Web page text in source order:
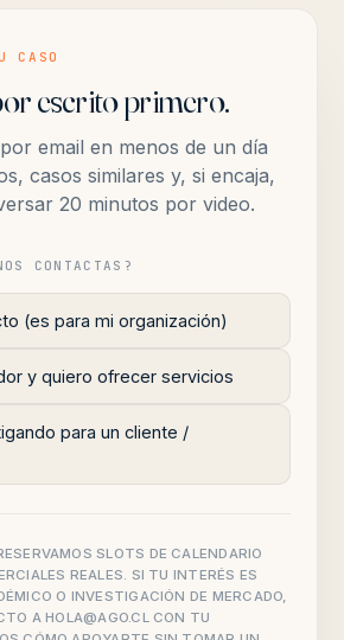
CASO
escrito primero.
email en menos de un día
casos similares y, si encaja,
20 minutos por video.
CONTACTAS?
(es para mi organización)
y quiero ofrecer servicios
para un cliente /
SLOTS DE CALENDARIO
REALES. SI TU INTERÉS ES
O INVESTIGACIÓN DE MERCADO,
AHOLA@AGO.CLCON TU